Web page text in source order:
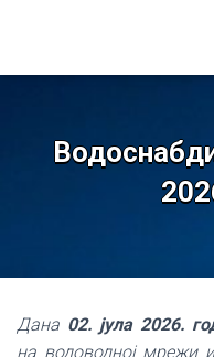
Дана 02. јула 2026.
на водоводној мрежи